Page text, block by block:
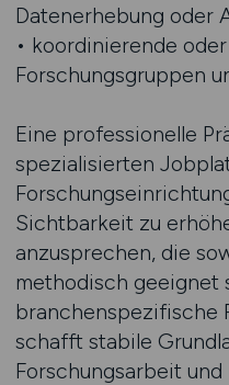
Datenerhebung oder
• koordinierende
Forschungsgruppen
Eine professionelle
spezialisierten
Sichtbarkeit zu
anzusprechen, die
methodisch geeignet
branchenspezifische
schafft stabile
Forschungsarbeit